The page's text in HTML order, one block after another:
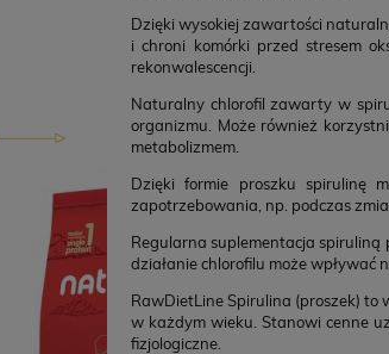
Dzięki wysokiej zawartości
i chroni komórki przed stresem
rekonwalescencji.
Naturalny chlorofil zawarty w
organizmu. Może również
metabolizmem.
Dzięki formie proszku spirulinę
zapotrzebowania, np. podczas
Regularna suplementacja spiruliną
działanie chlorofilu może wpływać
RawDietLine Spirulina (proszek)
w każdym wieku. Stanowi cenne
fizjologiczne.